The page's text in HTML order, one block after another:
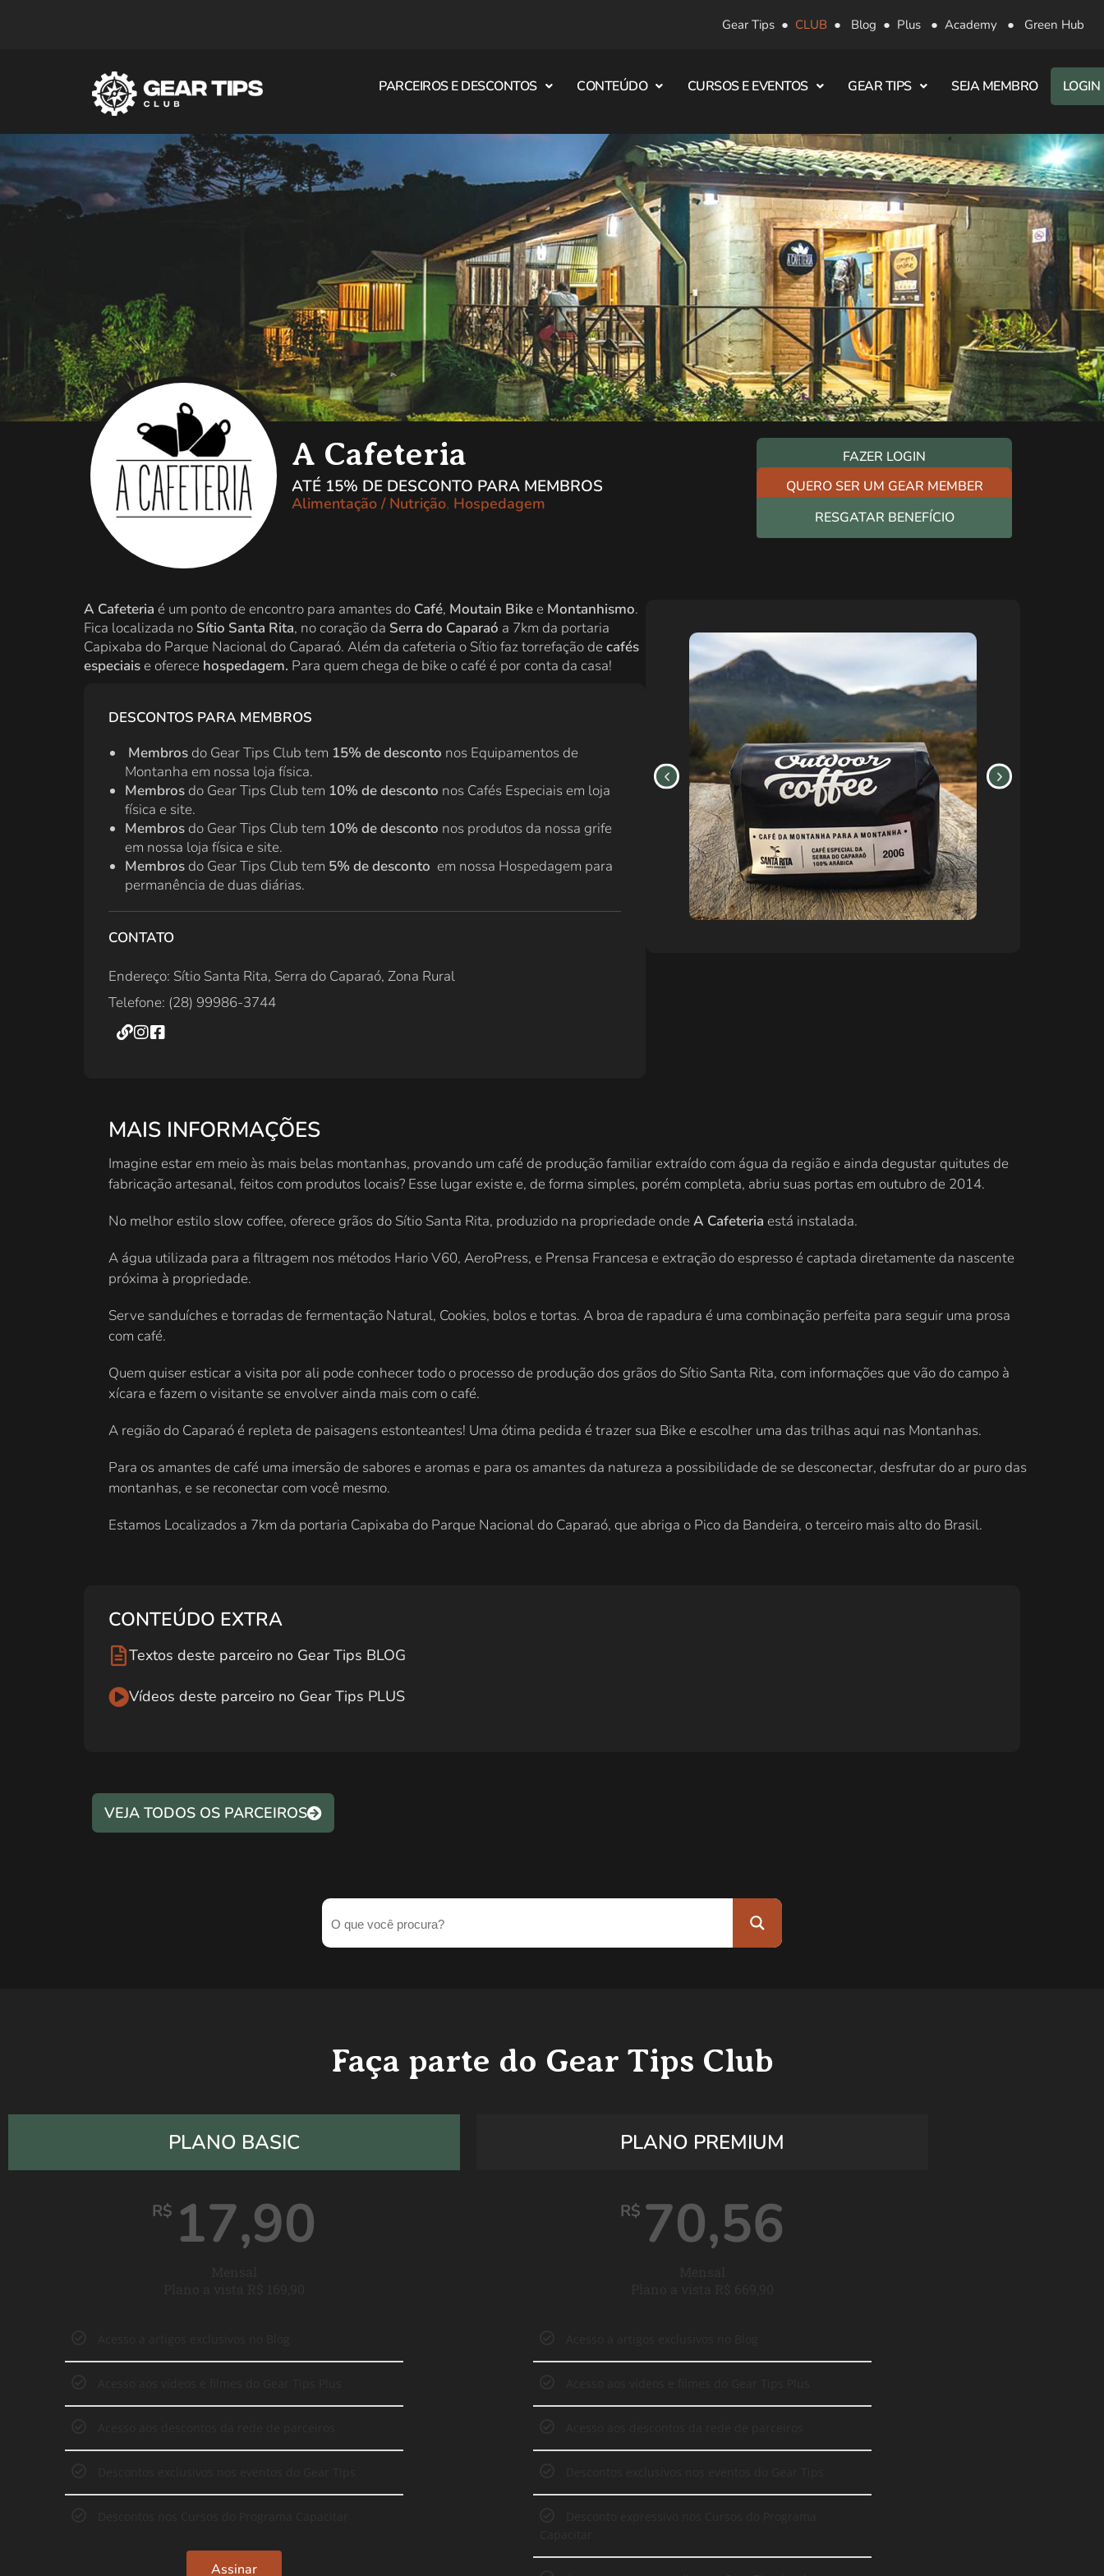
Gear Tips ● CLUB ● Blog ● Plus ● Academy ● Green Hub
PARCEIROS E DESCONTOS CONTEÚDO CURSOS E EVENTOS GEAR TIPS SEJA MEMBRO LOGIN
A Cafeteria
ATÉ 15% DE DESCONTO PARA MEMBROS
Alimentação / Nutrição, Hospedagem
FAZER LOGIN
QUERO SER UM GEAR MEMBER
RESGATAR BENEFÍCIO
A Cafeteria é um ponto de encontro para amantes do Café, Moutain Bike e Montanhismo.
Fica localizada no Sítio Santa Rita, no coração da Serra do Caparaó a 7km da portaria
Capixaba do Parque Nacional do Caparaó. Além da cafeteria o Sítio faz torrefação decafés
especiais e oferece hospedagem. Para quem chega de bike o café é por conta da casa!
DESCONTOS PARA MEMBROS
Membros do Gear Tips Club tem 15% de desconto nos Equipamentos de
Montanha em nossa loja física.
Membros do Gear Tips Club tem 10% de desconto nos Cafés Especiais em loja
física e site.
Membros do Gear Tips Club tem 10% de desconto nos produtos da nossa grife
em nossa loja física e site.
Membros do Gear Tips Club tem 5% de desconto em nossa Hospedagem para
permanência de duas diárias.
CONTATO
Endereço: Sítio Santa Rita, Serra do Caparaó, Zona Rural
Telefone: (28) 99986-3744
MAIS INFORMAÇÕES
Imagine estar em meio às mais belas montanhas, provando um café de produção familiar extraído com água da região e ainda degustar quitutes de
fabricação artesanal, feitos com produtos locais? Esse lugar existe e, de forma simples, porém completa, abriu suas portas em outubro de 2014.
No melhor estilo slow coffee, oferece grãos do Sítio Santa Rita, produzido na propriedade ondeA Cafeteria está instalada.
A água utilizada para a filtragem nos métodos Hario V60, AeroPress, e Prensa Francesa e extração do espresso é captada diretamente da nascente
próxima à propriedade.
Serve sanduíches e torradas de fermentação Natural, Cookies, bolos e tortas. A broa de rapadura é uma combinação perfeita para seguir uma prosa
com café.
Quem quiser esticar a visita por ali pode conhecer todo o processo de produção dos grãos do Sítio Santa Rita, com informações que vão do campo à
xícara e fazem o visitante se envolver ainda mais com o café.
A região do Caparaó é repleta de paisagens estonteantes! Uma ótima pedida é trazer sua Bike e escolher uma das trilhas aqui nas Montanhas.
Para os amantes de café uma imersão de sabores e aromas e para os amantes da natureza a possibilidade de se desconectar, desfrutar do ar puro das
montanhas, e se reconectar com você mesmo.
Estamos Localizados a 7km da portaria Capixaba do Parque Nacional do Caparaó, que abriga o Pico da Bandeira, o terceiro mais alto do Brasil.
CONTEÚDO EXTRA
Textos deste parceiro no Gear Tips BLOG
Vídeos deste parceiro no Gear Tips PLUS
VEJA TODOS OS PARCEIROS
Faça parte do Gear Tips Club
PLANO BASIC
R$ 17,90
Assinar
PLANO PREMIUM
R$ 70,56